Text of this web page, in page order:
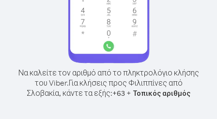
Να καλείτε τον αριθμό από το πληκτρολόγιο κλήσης
του Viber.Για κλήσεις προς Φιλιππίνες από
Σλοβακία, κάντε τα εξής:+63 + Τοπικός αριθμός